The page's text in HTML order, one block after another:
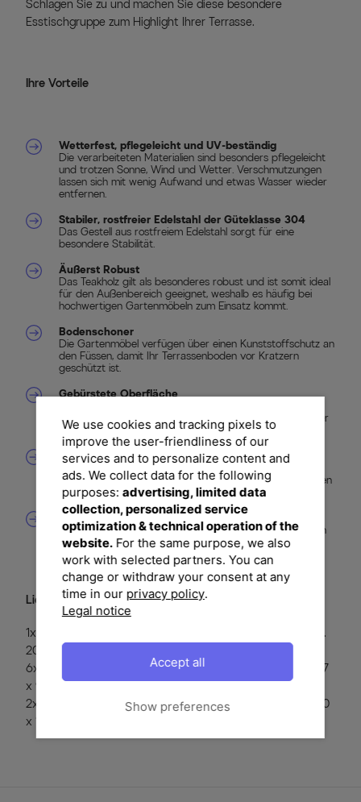
Schlagen Sie zu und machen Sie diese besondere
Esstischgruppe zum Highlight Ihrer Terrasse.
Ihre Vorteile
Wetterfest, pflegeleicht und UV-beständig
Die verarbeiteten Materialien sind besonders pflegeleicht
und trotzen Sonne, Wind und Wetter. Verschmutzungen
lassen sich mit wenig Aufwand und etwas Wasser wieder
entfernen.
Stabiler, rostfreier Edelstahl der Güteklasse 304
Das Gestell aus rostfreiem Edelstahl sorgt für eine
besondere Stabilität.
Äußerst Robust
Das Teakholz gilt als besonderes robust und ist somit ideal
für den Außenbereich geeignet, weshalb es häufig bei
hochwertigen Gartenmöbeln zum Einsatz kommt.
Bodenschoner
Die Gartenmöbel verfügen über einen Kunststoffschutz an
den Füssen, damit Ihr Terrassenboden vor Kratzern
geschützt ist.
Gebürstete Oberfläche
eine natürliche Struktur verfügt und die Maserung besser
zum Vorschein kommt.
Verstellbare Rückenlehne
Die Rückenlehne der Hochlehner lässt sich bequem
mehrfach verstellen. Zudem sind sie klappbar und nehmen
nur wenig Platz weg.
Stapelbar
Nach Gebrauch können Sie die Stapelsessel ganz einfach
stapeln und somit platzsparend verstauen.
Lieferumfang:
1x OUTFLEXX Esstisch, Edelstahl/recyceltes Teakholz, ca.
200 x 100 x 76 cm
6x Stern Stapelsessel 'Cardiff', silber/silbergrau, ca. 61 x 57
x 92 cm (417475)
2x Stern Klappstühle 'Cardiff', silber/silbergrau, ca. 69 x 60
x 110 cm (417476)
We use cookies and tracking pixels to
improve the user-friendliness of our
services and to personalize content and
ads. We collect data for the following
purposes: advertising, limited data
collection, personalized service
optimization & technical operation of the
website.For the same purpose, we also
work with selected partners. You can
change or withdraw your consent at any
time in our privacy policy.
Legal notice
Show preferences
Accept all